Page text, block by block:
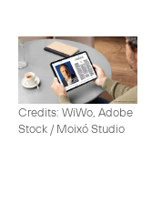
Credits: WiWo, Adobe
Stock / Moixó Studio